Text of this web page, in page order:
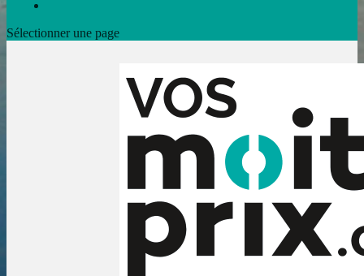
Sélectionner une page